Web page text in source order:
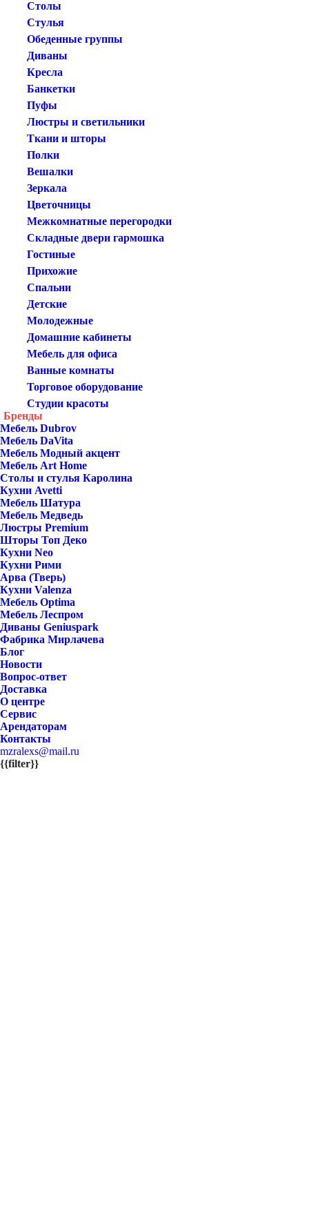
Столы
Стулья
Обеденные группы
Диваны
Кресла
Банкетки
Пуфы
Люстры и светильники
Ткани и шторы
Полки
Вешалки
Зеркала
Цветочницы
Межкомнатные перегородки
Складные двери гармошка
Гостиные
Прихожие
Спальни
Детские
Молодежные
Домашние кабинеты
Мебель для офиса
Ванные комнаты
Торговое оборудование
Студии красоты
Бренды
Мебель Dubrov
Мебель DaVita
Мебель Модный акцент
Мебель Art Home
Столы и стулья Каролина
Кухни Avetti
Мебель Шатура
Мебель Медведь
Люстры Premium
Шторы Топ Деко
Кухни Neo
Кухни Рими
Арва (Тверь)
Кухни Valenza
Мебель Optima
Мебель Леспром
Диваны Geniuspark
Фабрика Мирлачева
Блог
Новости
Вопрос-ответ
Доставка
О центре
Сервис
Арендаторам
Контакты
mzralexs@mail.ru
{{filter}}